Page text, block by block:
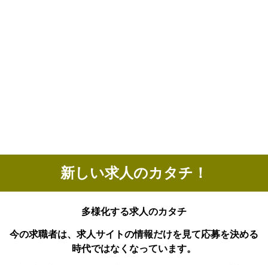
新しい求人のカタチ！
多様化する求人のカタチ
今の求職者は、求人サイトの情報だけを見て応募を決める
時代ではなくなっています。